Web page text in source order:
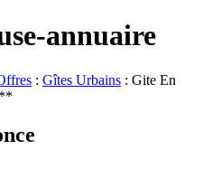
annuaire
: Gîtes Urbains : Gite En